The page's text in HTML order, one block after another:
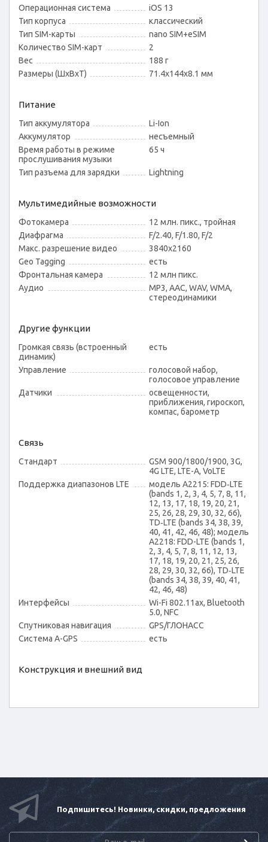
Операционная система
iOS 13
Тип корпуса
классический
Тип SIM-карты
nano SIM+eSIM
Количество SIM-карт
2
Вес
188 г
Размеры (ШxВxТ)
71.4x144x8.1 мм
Питание
Тип аккумулятора
Li-Ion
Аккумулятор
несъемный
Время работы в режиме
прослушивания музыки
65 ч
Тип разъема для зарядки Lightning
Мультимедийные возможности
Фотокамера
12 млн. пикс., тройная
Диафрагма
F/2.40, F/1.80, F/2
Макс. разрешение видео
3840x2160
Geo Tagging
есть
Фронтальная камера
12 млн пикс.
Аудио
MP3, AAC, WAV, WMA,
стереодинамики
Другие функции
Громкая связь (встроенный
динамик)
есть
Управление
голосовой набор,
голосовое управление
Датчики
освещенности,
приближения, гироскоп,
компас, барометр
Связь
Стандарт
GSM 900/1800/1900, 3G,
4G LTE, LTE-A, VoLTE
Поддержка диапазонов LTE
модель A2215: FDD‑LTE
(bands 1, 2, 3, 4, 5, 7, 8, 11,
12, 13, 17, 18, 19, 20, 21,
25, 26, 28, 29, 30, 32, 66),
TD‑LTE (bands 34, 38, 39,
40, 41, 42, 46, 48); модель
A2218: FDD-LTE (bands 1,
2, 3, 4, 5, 7, 8, 11, 12, 13,
17, 18, 19, 20, 21, 25, 26,
28, 29, 30, 32, 66), TD‑LTE
(bands 34, 38, 39, 40, 41,
42, 46, 48)
Интерфейсы
Wi-Fi 802.11ax, Bluetooth
5.0, NFC
Спутниковая навигация
GPS/ГЛОНАСС
Cистема A-GPS
есть
Конструкция и внешний вид
Подпишитесь! Новинки, скидки, предложения